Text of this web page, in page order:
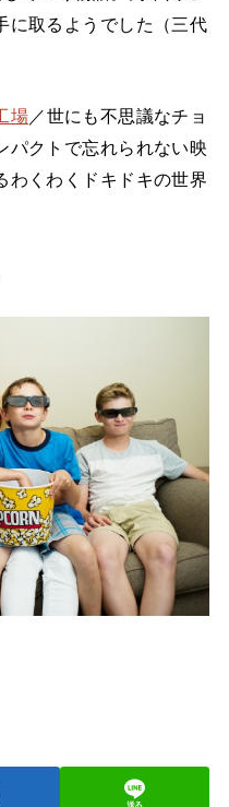
に取るようでした（三代
場／世にも不思議なチョ
パクトで忘れられない映
わくわくドキドキの世界